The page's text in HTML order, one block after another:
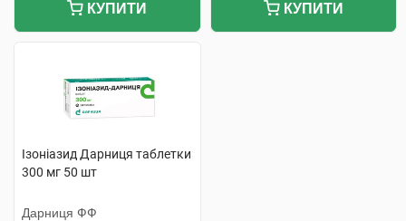
КУПИТИ КУПИТИ
Ізоніазид Дарниця таблетки
300 мг 50 шт
Дарниця ФФ